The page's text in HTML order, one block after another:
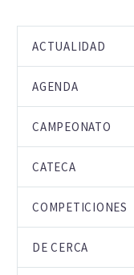
ACTUALIDAD
AGENDA
CAMPEONATO
CATECA
COMPETICIONES
DE CERCA